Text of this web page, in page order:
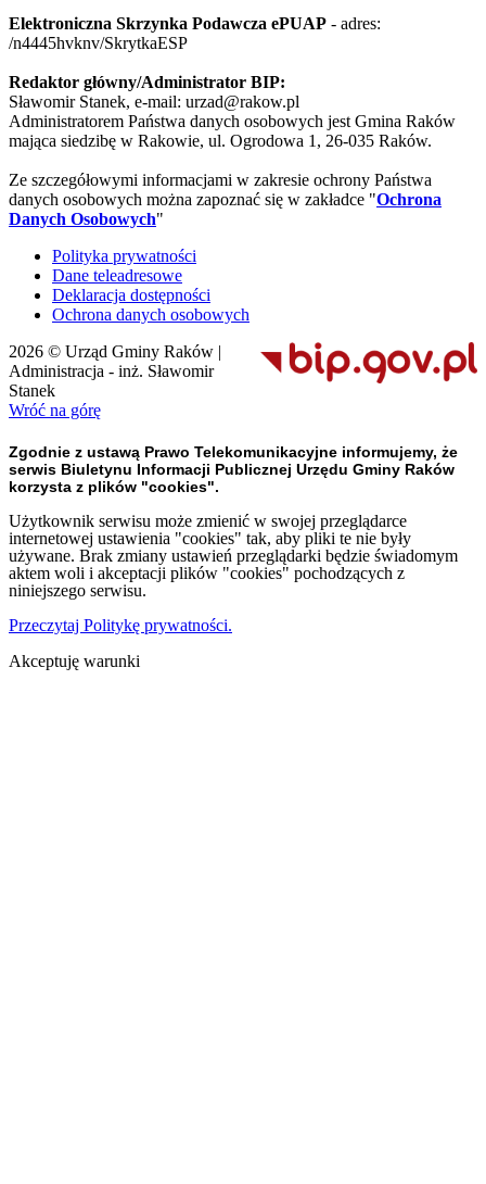
Elektroniczna Skrzynka Podawcza ePUAP - adres:
/n4445hvknv/SkrytkaESP
Redaktor główny/Administrator BIP:
Sławomir Stanek, e-mail: urzad@rakow.pl
Administratorem Państwa danych osobowych jest Gmina Raków
mająca siedzibę w Rakowie, ul. Ogrodowa 1, 26-035 Raków.
Ze szczegółowymi informacjami w zakresie ochrony Państwa
danych osobowych można zapoznać się w zakładce "Ochrona
Danych Osobowych"
Polityka prywatności
Dane teleadresowe
Deklaracja dostępności
Ochrona danych osobowych
2026 © Urząd Gminy Raków |
Administracja - inż. Sławomir
Stanek
Wróć na górę
Zgodnie z ustawą Prawo Telekomunikacyjne informujemy, że
serwis Biuletynu Informacji Publicznej Urzędu Gminy Raków
korzysta z plików "cookies".
Użytkownik serwisu może zmienić w swojej przeglądarce
internetowej ustawienia "cookies" tak, aby pliki te nie były
używane. Brak zmiany ustawień przeglądarki będzie świadomym
aktem woli i akceptacji plików "cookies" pochodzących z
niniejszego serwisu.
Przeczytaj Politykę prywatności.
Akceptuję warunki